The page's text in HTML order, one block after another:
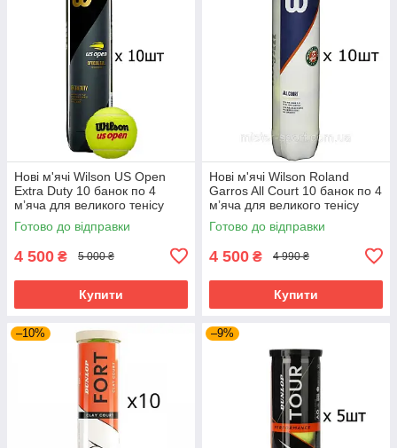
Нові м'ячі Wilson US Open
Extra Duty 10 банок по 4
мʼяча для великого тенісу
Готово до відправки
4 500 ₴ 5 000 ₴
Купити
Нові м'ячі Wilson Roland
Garros All Court 10 банок по 4
мʼяча для великого тенісу
Готово до відправки
4 500 ₴ 4 990 ₴
Купити
–10% –9%